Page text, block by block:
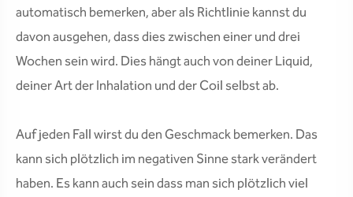
automatisch bemerken, aber als Richtlinie kannst du
davon ausgehen, dass dies zwischen einer und drei
Wochen sein wird. Dies hängt auch von deiner Liquid,
deiner Art der Inhalation und der Coil selbst ab.
Auf jeden Fall wirst du den Geschmack bemerken. Das
kann sich plötzlich im negativen Sinne stark verändert
haben. Es kann auch sein dass man sich plötzlich viel